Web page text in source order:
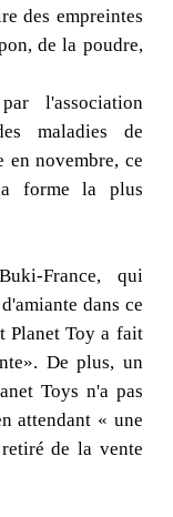
des empreintes
de la poudre,
l'association
maladies de
en novembre, ce
forme la plus
France, qui
dans ce
Planet Toy a fait
De plus, un
Toys n'a pas
attendant « une
de la vente